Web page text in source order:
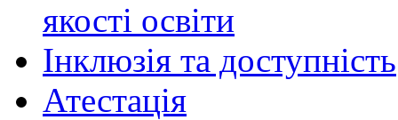
якості освіти
Інклюзія та доступність
Атестація